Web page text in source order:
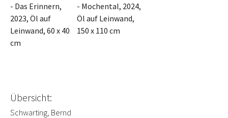
- Das Erinnern,
2023, Öl auf
Leinwand, 60 x 40
cm
- Mochental, 2024,
Öl auf Leinwand,
150 x 110 cm
Übersicht:
Schwarting, Bernd